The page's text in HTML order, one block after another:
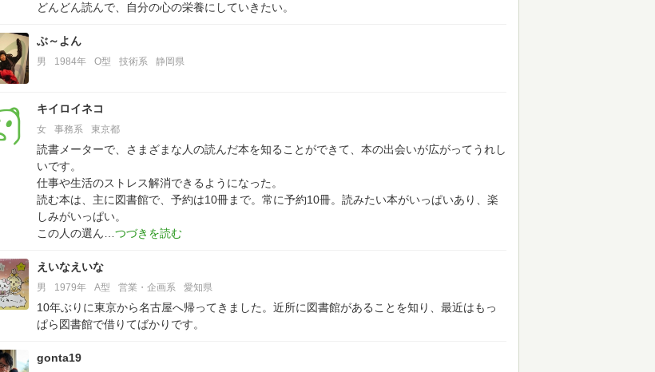
どんどん読んで、自分の心の栄養にしていきたい。
ぶ～よん
男 1984年 O型 技術系 静岡県
キイロイネコ
女 事務系 東京都
読書メーターで、さまざまな人の読んだ本を知ることができて、本の出会いが広がってうれし
いです。
仕事や生活のストレス解消できるようになった。
読む本は、主に図書館で、予約は10冊まで。常に予約10冊。読みたい本がいっぱいあり、楽
しみがいっぱい。
この人の選ん
えいなえいな
男 1979年 A型 営業・企画系 愛知県
10年ぶりに東京から名古屋へ帰ってきました。近所に図書館があることを知り、最近はもっ
ぱら図書館で借りてばかりです。
gonta19